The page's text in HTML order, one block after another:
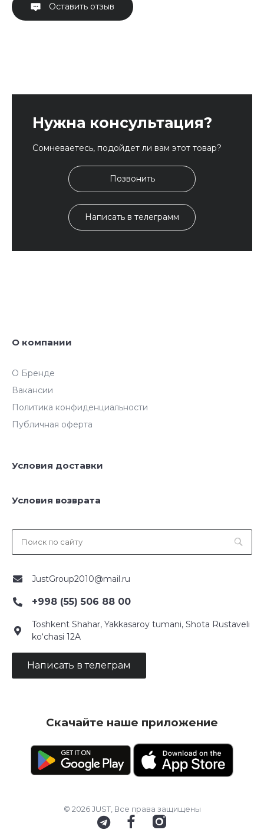
Оставить отзыв
Нужна консультация?
Сомневаетесь, подойдет ли вам этот товар?
Позвонить
Написать в телеграмм
О компании
О Бренде
Вакансии
Политика конфиденциальности
Публичная оферта
Условия доставки
Условия возврата
JustGroup2010@mail.ru
+998 (55) 506 88 00
Toshkent Shahar, Yakkasaroy tumani, Shota Rustaveli
ko‘chasi 12A
Написать в телеграм
Скачайте наше приложение
© 2026 JUST, Все права защищены